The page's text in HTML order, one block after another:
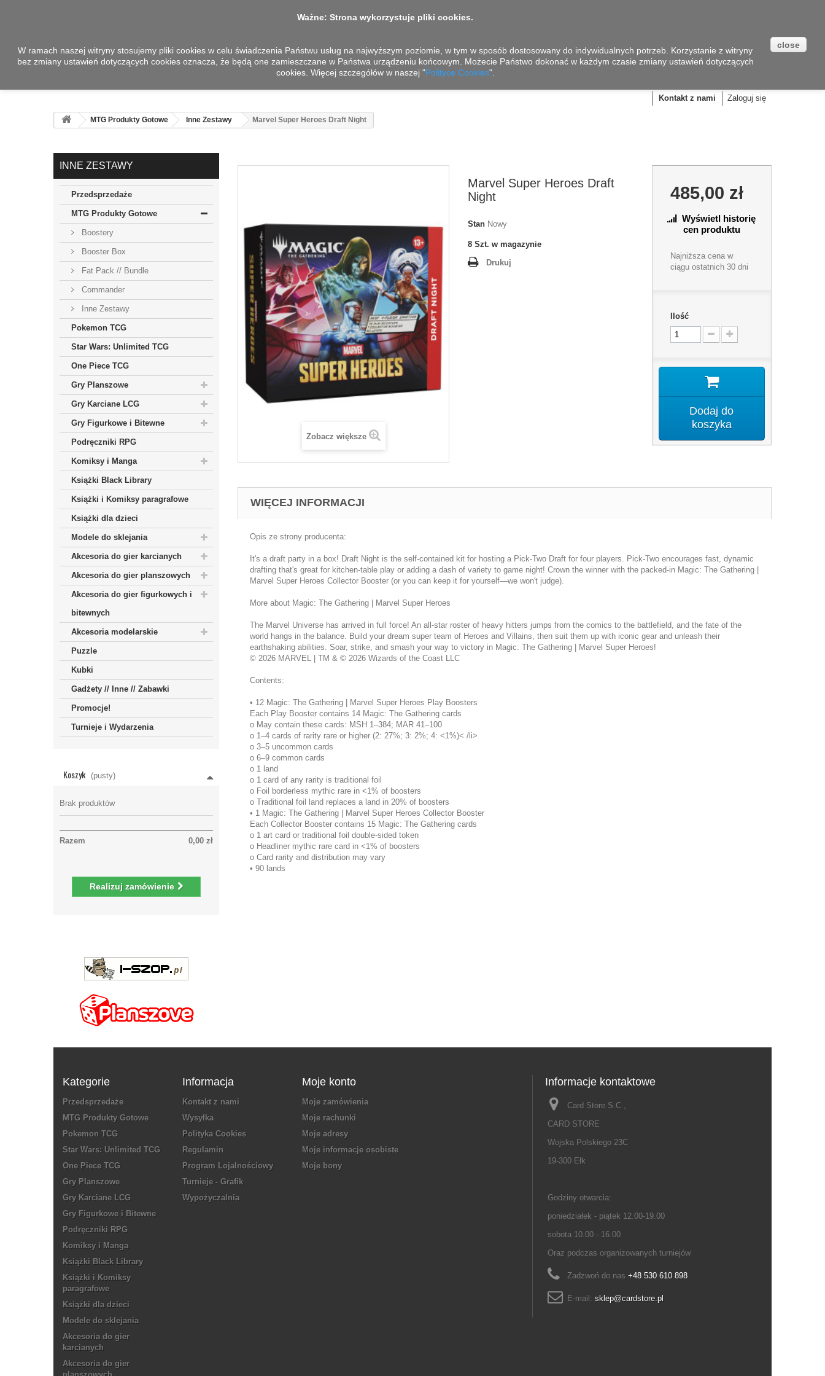
Koszyk
Zaloguj się
Kontakt z nami
MTG Produkty Gotowe Inne Zestawy Marvel Super Heroes Draft Night
INNE ZESTAWY
Przedsprzedaże
MTG Produkty Gotowe
Boostery
Booster Box
Fat Pack // Bundle
Commander
Inne Zestawy
Pokemon TCG
Star Wars: Unlimited TCG
One Piece TCG
Gry Planszowe
Gry Karciane LCG
Gry Figurkowe i Bitewne
Podręczniki RPG
Komiksy i Manga
Książki Black Library
Książki i Komiksy paragrafowe
Książki dla dzieci
Modele do sklejania
Akcesoria do gier karcianych
Akcesoria do gier planszowych
Akcesoria do gier figurkowych i
bitewnych
Akcesoria modelarskie
Puzzle
Kubki
Gadżety // Inne // Zabawki
Promocje!
Turnieje i Wydarzenia
Koszyk (pusty)
Brak produktów
0,00 zł
Razem
Realizuj zamówienie
Zobacz większe
Marvel Super Heroes Draft
Night
Stan Nowy
8 Szt. w magazynie
Drukuj
485,00 zł
Wyświetl historię
cen produktu
Najniższa cena w
ciągu ostatnich 30 dni
Ilość
Dodaj do
koszyka
WIĘCEJ INFORMACJI
Opis ze strony producenta:
It's a draft party in a box! Draft Night is the self-contained kit for hosting a Pick-Two Draft for four players. Pick-Two encourages fast, dynamic
drafting that's great for kitchen-table play or adding a dash of variety to game night! Crown the winner with the packed-in Magic: The Gathering |
Marvel Super Heroes Collector Booster (or you can keep it for yourself—we won't judge).
More about Magic: The Gathering | Marvel Super Heroes
The Marvel Universe has arrived in full force! An all-star roster of heavy hitters jumps from the comics to the battlefield, and the fate of the
world hangs in the balance. Build your dream super team of Heroes and Villains, then suit them up with iconic gear and unleash their
earthshaking abilities. Soar, strike, and smash your way to victory in Magic: The Gathering | Marvel Super Heroes!
© 2026 MARVEL | TM & © 2026 Wizards of the Coast LLC
Contents:
• 12 Magic: The Gathering | Marvel Super Heroes Play Boosters
Each Play Booster contains 14 Magic: The Gathering cards
o May contain these cards: MSH 1–384; MAR 41–100
o 1–4 cards of rarity rare or higher (2: 27%; 3: 2%; 4: <1%)< /li>
o 3–5 uncommon cards
o 6–9 common cards
o 1 land
o 1 card of any rarity is traditional foil
o Foil borderless mythic rare in <1% of boosters
o Traditional foil land replaces a land in 20% of boosters
• 1 Magic: The Gathering | Marvel Super Heroes Collector Booster
Each Collector Booster contains 15 Magic: The Gathering cards
o 1 art card or traditional foil double-sided token
o Headliner mythic rare card in <1% of boosters
o Card rarity and distribution may vary
• 90 lands
Kategorie
Przedsprzedaże
MTG Produkty Gotowe
Pokemon TCG
Star Wars: Unlimited TCG
One Piece TCG
Gry Planszowe
Gry Karciane LCG
Gry Figurkowe i Bitewne
Podręczniki RPG
Komiksy i Manga
Książki Black Library
Książki i Komiksy
paragrafowe
Książki dla dzieci
Modele do sklejania
Akcesoria do gier
karcianych
Akcesoria do gier
planszowych
Informacja
Kontakt z nami
Wysyłka
Polityka Cookies
Regulamin
Program Lojalnościowy
Turnieje - Grafik
Wypożyczalnia
Moje konto
Moje zamówienia
Moje rachunki
Moje adresy
Moje informacje osobiste
Moje bony
Informacje kontaktowe
Card Store S.C.,
CARD STORE
Wojska Polskiego 23C
19-300 Ełk
Godziny otwarcia:
poniedziałek - piątek 12.00-19.00
sobota 10.00 - 16.00
Oraz podczas organizowanych turniejów
Zadzwoń do nas +48 530 610 898
E-mail: sklep@cardstore.pl
Ważne: Strona wykorzystuje pliki cookies.
W ramach naszej witryny stosujemy pliki cookies w celu świadczenia Państwu usług na najwyższym poziomie, w tym w sposób dostosowany do indywidualnych potrzeb. Korzystanie z witryny
bez zmiany ustawień dotyczących cookies oznacza, że będą one zamieszczane w Państwa urządzeniu końcowym. Możecie Państwo dokonać w każdym czasie zmiany ustawień dotyczących
cookies. Więcej szczegółów w naszej "Polityce Cookies".
close